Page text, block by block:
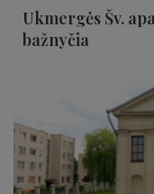
Ukmergės Šv.
bažnyčia